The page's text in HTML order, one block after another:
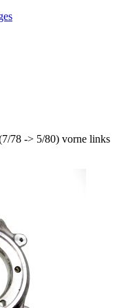
78 -> 5/80) vorne links